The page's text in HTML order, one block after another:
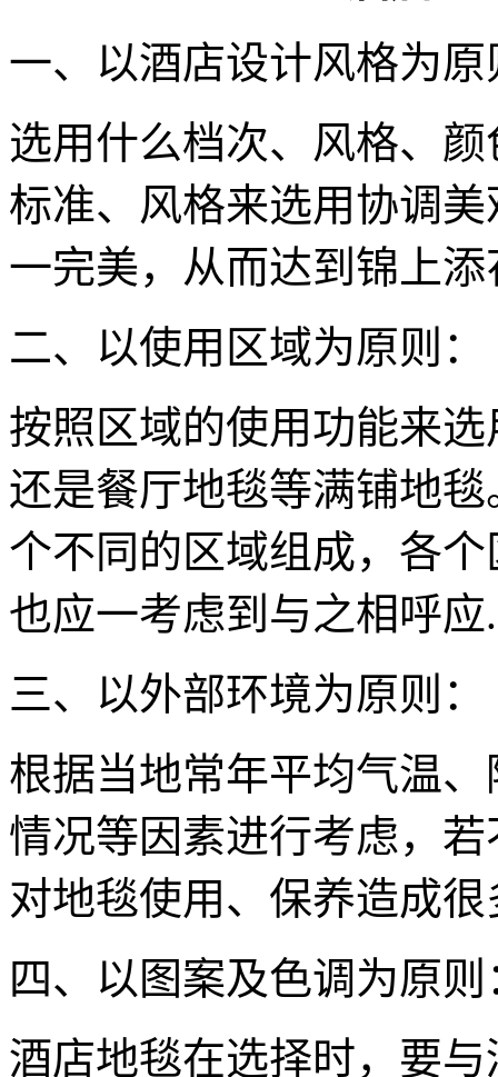
一、以酒店设计风格为原
选用什么档次、风格、
标准、风格来选用协调
一完美，从而达到锦上
二、以使用区域为原则：
按照区域的使用功能来
还是餐厅地毯等满铺地
个不同的区域组成，各
也应一考虑到与之相呼应.
三、以外部环境为原则：
根据当地常年平均气温
情况等因素进行考虑，
对地毯使用、保养造成
四、以图案及色调为原则
酒店地毯在选择时，要